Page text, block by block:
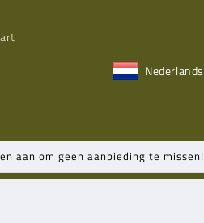
Nederlands
aan om geen aanbieding te missen!